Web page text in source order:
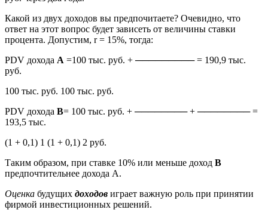
Какой из двух доходов вы предпочитаете? Очевидно, что
ответ на этот вопрос будет зависеть от величины ставки
процента. Допустим, r = 15%, тогда:
PDV дохода А =100 тыс. руб. + ───────── = 190,9 тыс.
руб.
100 тыс. руб. 100 тыс. руб.
PDV дохода В= 100 тыс. руб. + ──────── + ──────── =
193,5 тыс.
(1 + 0,1) 1 (1 + 0,1) 2 руб.
Таким образом, при ставке 10% или меньше доход В
предпочтительнее дохода А.
Оценка будущих доходов играет важную роль при принятии
фирмой инвестиционных решений.